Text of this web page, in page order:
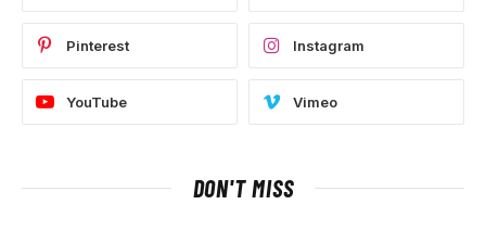
Pinterest Instagram
YouTube Vimeo
DON'T MISS